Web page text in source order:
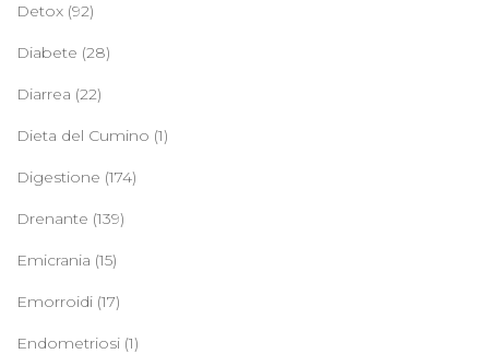
Detox (92)
Diabete (28)
Diarrea (22)
Dieta del Cumino (1)
Digestione (174)
Drenante (139)
Emicrania (15)
Emorroidi (17)
Endometriosi (1)